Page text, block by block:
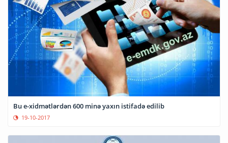
Bu e-xidmətlərdən 600 minə yaxın istifadə edilib
19-10-2017